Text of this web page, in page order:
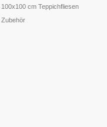
100x100 cm Teppichfliesen
Zubehör